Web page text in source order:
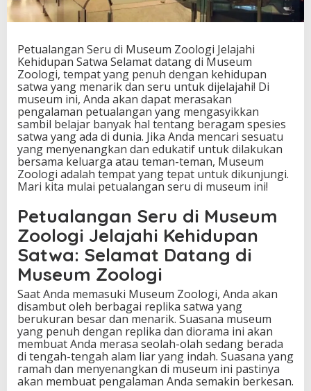
u
m
o
o
o
g
i
J
e
l
a
j
a
K
e
i
d
u
p
a
n
S
a
t
w
a
Petualangan Seru di Museum Zoologi Jelajahi
Kehidupan Satwa Selamat datang di Museum
Zoologi, tempat yang penuh dengan kehidupan
satwa yang menarik dan seru untuk dijelajahi! Di
museum ini, Anda akan dapat merasakan
pengalaman petualangan yang mengasyikkan
sambil belajar banyak hal tentang beragam spesies
satwa yang ada di dunia. Jika Anda mencari sesuatu
yang menyenangkan dan edukatif untuk dilakukan
bersama keluarga atau teman-teman, Museum
Zoologi adalah tempat yang tepat untuk dikunjungi.
Mari kita mulai petualangan seru di museum ini!
Petualangan Seru di Museum
Zoologi Jelajahi Kehidupan
Satwa: Selamat Datang di
Museum Zoologi
Saat Anda memasuki Museum Zoologi, Anda akan
disambut oleh berbagai replika satwa yang
berukuran besar dan menarik. Suasana museum
yang penuh dengan replika dan diorama ini akan
membuat Anda merasa seolah-olah sedang berada
di tengah-tengah alam liar yang indah. Suasana yang
ramah dan menyenangkan di museum ini pastinya
akan membuat pengalaman Anda semakin berkesan.